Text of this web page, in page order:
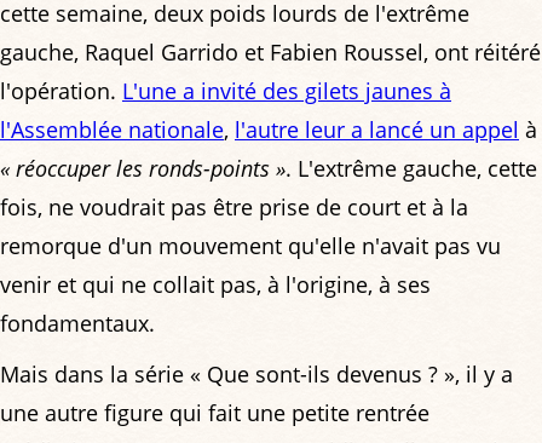
cette semaine, deux poids lourds de l'extrême
gauche, Raquel Garrido et Fabien Roussel, ont réitéré
l'opération. L'une a invité des gilets jaunes à
l'Assemblée nationale, l'autre leur a lancé un appel à
« réoccuper les ronds-points ». L'extrême gauche, cette
fois, ne voudrait pas être prise de court et à la
remorque d'un mouvement qu'elle n'avait pas vu
venir et qui ne collait pas, à l'origine, à ses
fondamentaux.
Mais dans la série « Que sont-ils devenus ? », il y a
une autre figure qui fait une petite rentrée